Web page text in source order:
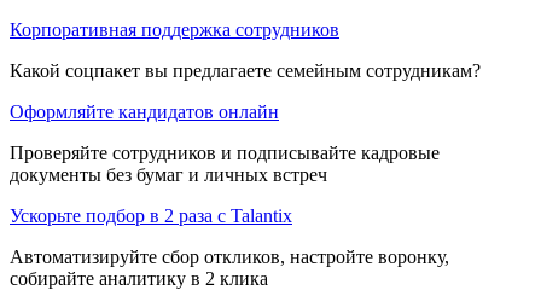
Корпоративная поддержка сотрудников
Какой соцпакет вы предлагаете семейным сотрудникам?
Оформляйте кандидатов онлайн
Проверяйте сотрудников и подписывайте кадровые
документы без бумаг и личных встреч
Ускорьте подбор в 2 раза с Talantix
Автоматизируйте сбор откликов, настройте воронку,
собирайте аналитику в 2 клика